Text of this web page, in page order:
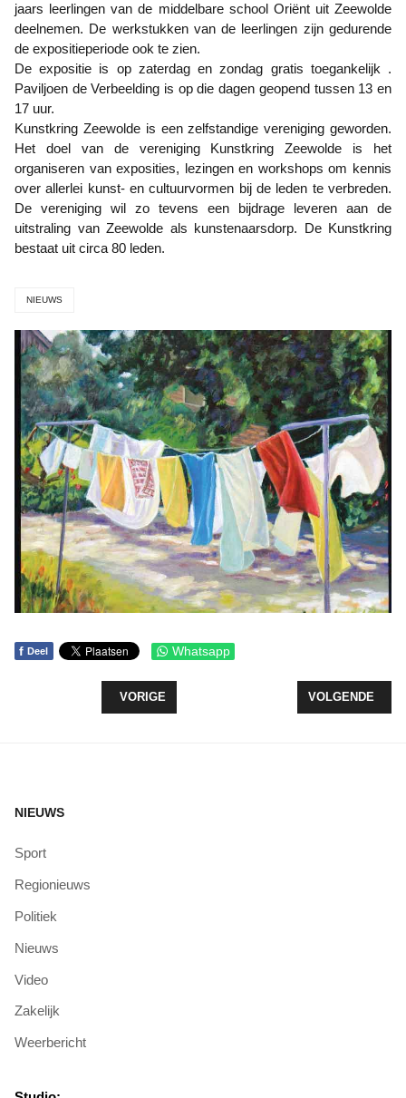
jaars leerlingen van de middelbare school Oriënt uit Zeewolde
deelnemen. De werkstukken van de leerlingen zijn gedurende
de expositieperiode ook te zien.
De expositie is op zaterdag en zondag gratis toegankelijk .
Paviljoen de Verbeelding is op die dagen geopend tussen 13 en
17 uur.
Kunstkring Zeewolde is een zelfstandige vereniging geworden.
Het doel van de vereniging Kunstkring Zeewolde is het
organiseren van exposities, lezingen en workshops om kennis
over allerlei kunst- en cultuurvormen bij de leden te verbreden.
De vereniging wil zo tevens een bijdrage leveren aan de
uitstraling van Zeewolde als kunstenaarsdorp. De Kunstkring
bestaat uit circa 80 leden.
NIEUWS
f Deel Whatsapp
VORIG ARTIKEL: GEEN UITVAARTCENTRUM OP
VORIGE VOLGENDE
VOLGENDE
NIEUWS
Sport
Regionieuws
Politiek
Nieuws
Video
Zakelijk
Weerbericht